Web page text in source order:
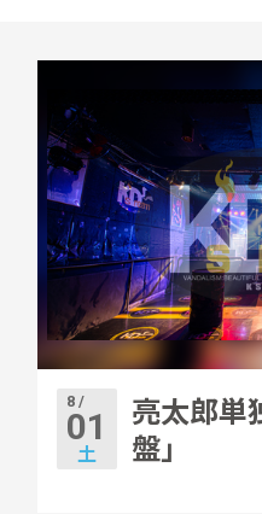
8 /
01
土
亮太郎単
盤」